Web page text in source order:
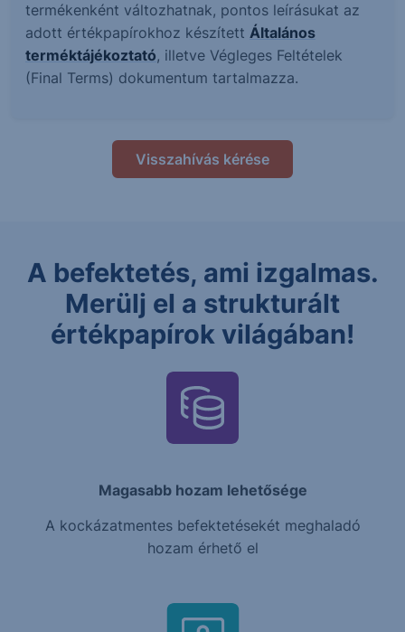
termékenként változhatnak, pontos leírásukat az
adott értékpapírokhoz készített Általános
terméktájékoztató, illetve Végleges Feltételek
(Final Terms) dokumentum tartalmazza.
Visszahívás kérése
A befektetés, ami izgalmas.
Merülj el a strukturált
értékpapírok világában!
Magasabb hozam lehetősége
A kockázatmentes befektetésekét meghaladó
hozam érhető el